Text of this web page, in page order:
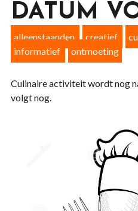
DATUM
alleenstaanden creatief
informatief
ontmoeting
Culinaire activiteit wordt nog
volgt nog.